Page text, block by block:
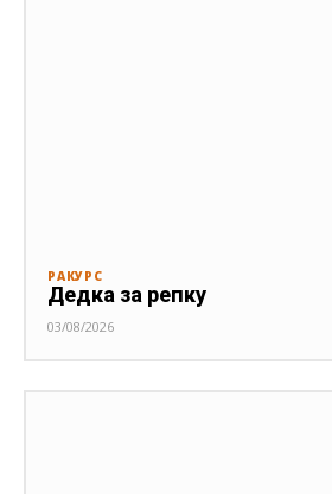
РАКУРС
Дедка за репку
03/08/2026